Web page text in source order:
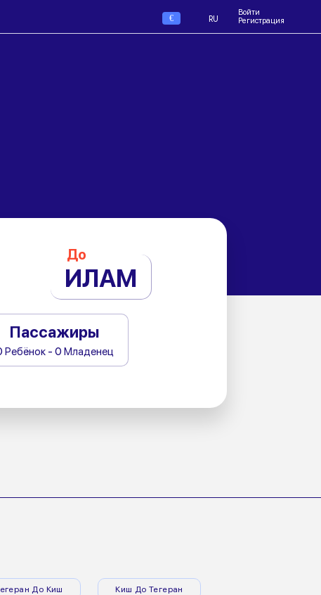
€ RU
Войти
Регистрация
До
ИЛАМ
Пассажиры
Ребёнок - 0 Младенец
До Киш Киш До Тегеран